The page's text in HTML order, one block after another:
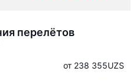
перелётов
от 238 355UZS